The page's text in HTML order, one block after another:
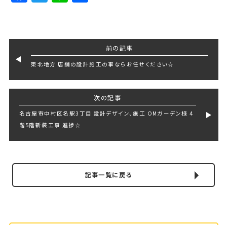
前の記事
東北地方 店舗の設計施工の事ならお任せください☆
次の記事
名古屋市中村区名駅3丁目 設計デザイン、施工 OMガーデン様 4
階5階新装工事 進捗☆
記事一覧に戻る